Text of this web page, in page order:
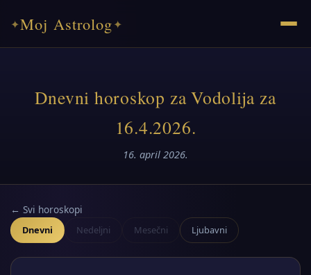
✦Moj Astrolog✦
Dnevni horoskop za Vodolija za
16.4.2026.
16. april 2026.
← Svi horoskopi
Dnevni Nedeljni Mesečni Ljubavni